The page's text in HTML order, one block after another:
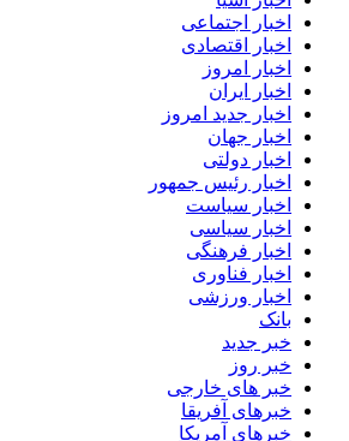
اخبار اجتماعی
اخبار اقتصادی
اخبار امروز
اخبار ایران
اخبار جدید امروز
اخبار جهان
اخبار دولتی
اخبار رئیس جمهور
اخبار سیاست
اخبار سیاسی
اخبار فرهنگی
اخبار فناوری
اخبار ورزشی
بانک
خبر جدید
خبر روز
خبر های خارجی
خبرهای آفریقا
خبرهای آمریکا